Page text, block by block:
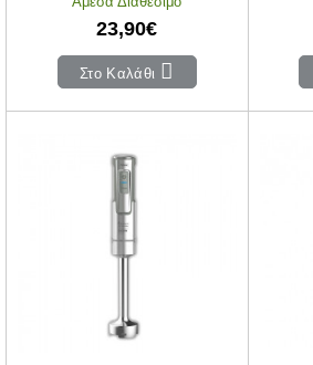
23,90€
Στο Καλάθι